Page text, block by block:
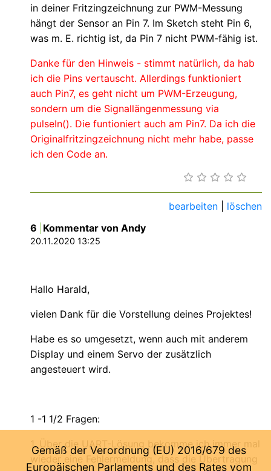
in deiner Fritzingzeichnung zur PWM-Messung
hängt der Sensor an Pin 7. Im Sketch steht Pin 6,
was m. E. richtig ist, da Pin 7 nicht PWM-fähig ist.
Danke für den Hinweis - stimmt natürlich, da hab
ich die Pins vertauscht. Allerdings funktioniert
auch Pin7, es geht nicht um PWM-Erzeugung,
sondern um die Signallängenmessung via
pulseIn(). Die funtioniert auch am Pin7. Da ich die
Originalfritzingzeichnung nicht mehr habe, passe
ich den Code an.
bearbeiten
löschen
6 Kommentar von Andy
20.11.2020 13:25
Hallo Harald,
vielen Dank für die Vorstellung deines Projektes!
Habe es so umgesetzt, wenn auch mit anderem
Display und einem Servo der zusätzlich
angesteuert wird.
1 -1 1/2 Fragen:
1. Über die UART-Lösung bekomme ich immer mal
wieder eine Fehlermeldung, dass die Übertragung
Gemäß der Verordnung (EU) 2016/679 des
Europäischen Parlaments und des Rates vom